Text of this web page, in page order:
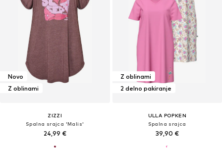
Novo
Z oblinami
ZIZZI
Spalna srajca 'Malis'
24,99 €
Z oblinami
2 delno pakiranje
ULLA POPKEN
Spalna srajca
39,90 €